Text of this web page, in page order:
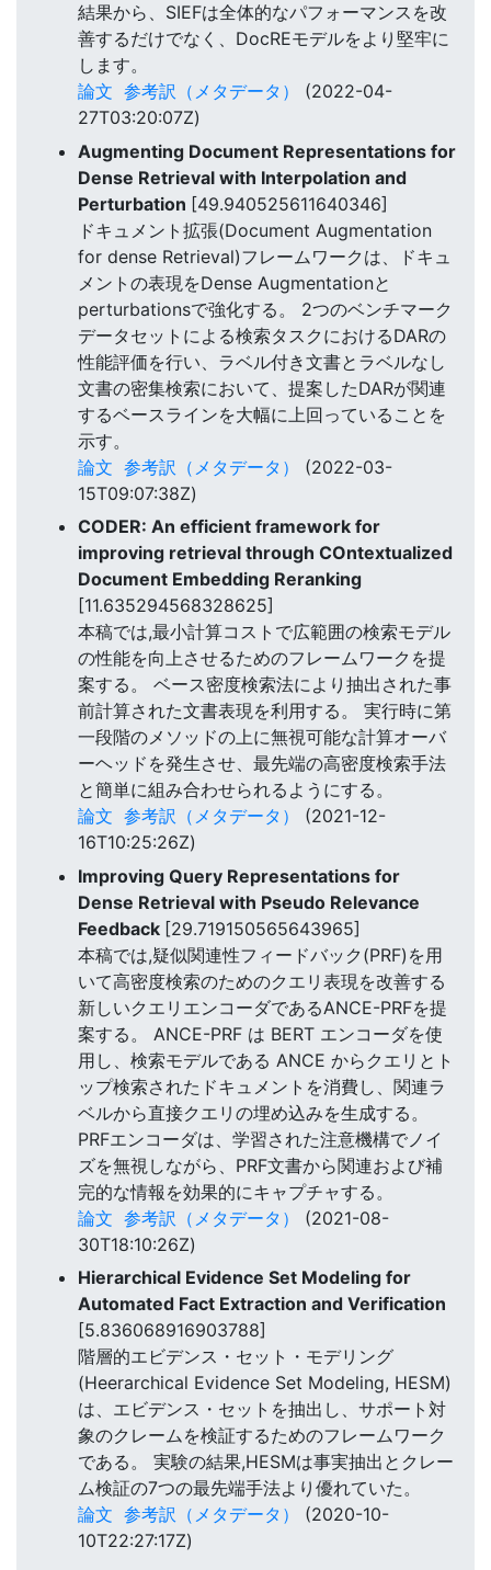
結果から、SIEFは全体的なパフォーマンスを改
善するだけでなく、DocREモデルをより堅牢に
します。
論文 参考訳（メタデータ）
(2022-04-
27T03:20:07Z)
Augmenting Document Representations for
Dense Retrieval with Interpolation and
Perturbation [49.940525611640346]
ドキュメント拡張(Document Augmentation
for dense Retrieval)フレームワークは、ドキュ
メントの表現をDense Augmentationと
perturbationsで強化する。 2つのベンチマーク
データセットによる検索タスクにおけるDARの
性能評価を行い、ラベル付き文書とラベルなし
文書の密集検索において、提案したDARが関連
するベースラインを大幅に上回っていることを
示す。
論文 参考訳（メタデータ）
(2022-03-
15T09:07:38Z)
CODER: An efficient framework for
improving retrieval through COntextualized
Document Embedding Reranking
[11.635294568328625]
本稿では,最小計算コストで広範囲の検索モデル
の性能を向上させるためのフレームワークを提
案する。 ベース密度検索法により抽出された事
前計算された文書表現を利用する。 実行時に第
一段階のメソッドの上に無視可能な計算オーバ
ーヘッドを発生させ、最先端の高密度検索手法
と簡単に組み合わせられるようにする。
論文 参考訳（メタデータ）
(2021-12-
16T10:25:26Z)
Improving Query Representations for
Dense Retrieval with Pseudo Relevance
Feedback [29.719150565643965]
本稿では,疑似関連性フィードバック(PRF)を用
いて高密度検索のためのクエリ表現を改善する
新しいクエリエンコーダであるANCE-PRFを提
案する。 ANCE-PRF は BERT エンコーダを使
用し、検索モデルである ANCE からクエリとト
ップ検索されたドキュメントを消費し、関連ラ
ベルから直接クエリの埋め込みを生成する。
PRFエンコーダは、学習された注意機構でノイ
ズを無視しながら、PRF文書から関連および補
完的な情報を効果的にキャプチャする。
論文 参考訳（メタデータ）
(2021-08-
30T18:10:26Z)
Hierarchical Evidence Set Modeling for
Automated Fact Extraction and Verification
[5.836068916903788]
階層的エビデンス・セット・モデリング
(Heerarchical Evidence Set Modeling, HESM)
は、エビデンス・セットを抽出し、サポート対
象のクレームを検証するためのフレームワーク
である。 実験の結果,HESMは事実抽出とクレー
ム検証の7つの最先端手法より優れていた。
論文 参考訳（メタデータ）
(2020-10-
10T22:27:17Z)